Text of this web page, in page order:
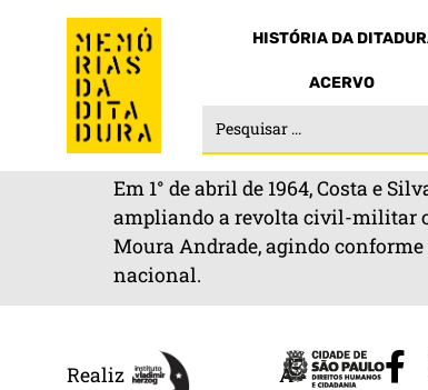
HISTÓRIA DA
ACERVO
Em 1° de abril de 1964, Costa e
ampliando a revolta civil-militar
Moura Andrade, agindo conforme
nacional.
Realiz
A